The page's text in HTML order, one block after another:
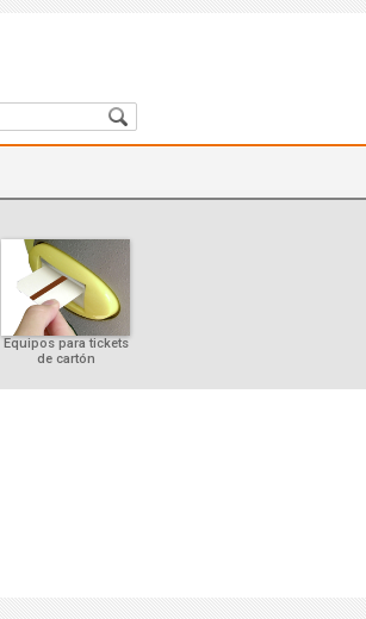
Equipos para tickets
de cartón